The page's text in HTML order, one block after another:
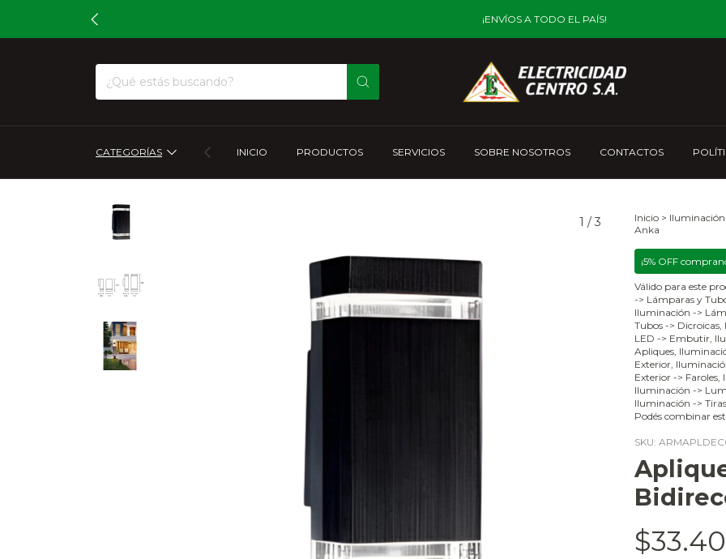
¡ENVÍOS A TODO EL PAÍS!
CATEGORÍAS INICIO PRODUCTOS SERVICIOS SOBRE NOSOTROS CONTACTOS
1 / 3 Inicio > Iluminación
Anka
¡5% OFF
Válido para este
-> Lámparas y
Iluminación ->
Tubos ->
LED -> Embutir,
Apliques,
Exterior,
Exterior ->
Iluminación ->
Iluminación ->
Podés combinar
SKU: